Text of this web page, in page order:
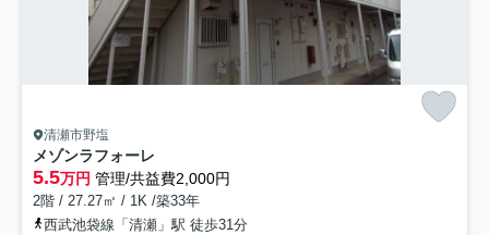
清瀬市野塩
メゾンラフォーレ
5.5万円 管理/共益費2,000円
2階 / 27.27㎡ / 1K /築33年
西武池袋線「清瀬」駅 徒歩31分